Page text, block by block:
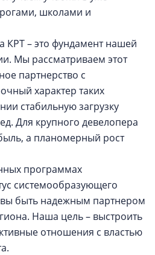
школами и
КРТ – это фундамент нашей
Мы рассматриваем этот
партнерство с
характер таких
стабильную загрузку
Для крупного девелопера
а планомерный рост
программах
системообразующего
быть надежным партнером
Наша цель – выстроить
отношения с властью